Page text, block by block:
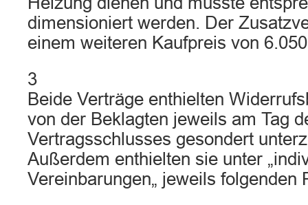
dimensioniert werden. Der
einem weiteren Kaufpreis von
3
Beide Verträge enthielten
von der Beklagten jeweils am Tag
Vertragsschlusses gesondert
Außerdem enthielten sie unter
Vereinbarungen„ jeweils folgenden